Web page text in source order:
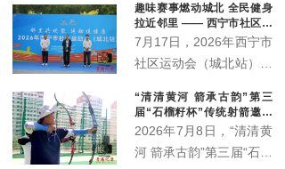
开赛。来自辖区各社区、
企事业单位的近400名各
族群众齐聚一堂，在家门
约。本站赛事由西宁市体
育局主办，市群众体育指
导中心、城东区总工会、
趣味赛事燃动城北 全民健身
拉近邻里 —— 西宁市社区运
动会城北站火热开赛
7月17日，2026年西宁市
社区运动会（城北站）在
开赛，350余名辖区各族
居民齐聚赛场，共赴家门
口的趣味运动之约。
“清清黄河 箭承古韵”第三
届“石榴籽杯”传统射箭邀请
赛开赛
2026年7月8日，“清清黄
河 箭承古韵”第三届“石榴